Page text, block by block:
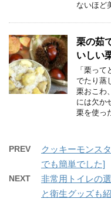
ないほど
栗の茹
いしい
「栗っ
でたり蒸
栗おこわ
には欠か
栗を使っ
PREV
クッキーモンス
でも簡単でした]
NEXT
非常用トイレの
と衛生グッズも